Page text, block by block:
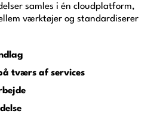
samles i én cloudplatform,
værktøjer og standardiserer
tværs af services